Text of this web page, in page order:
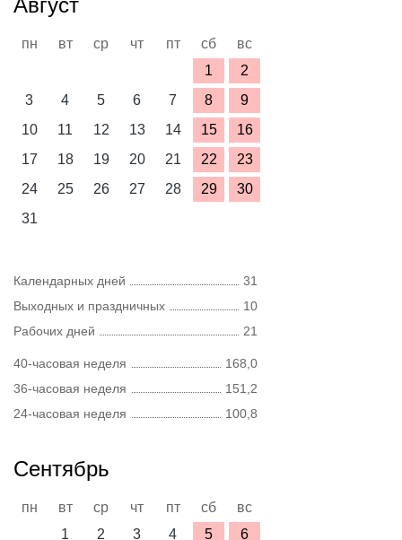
Август
пн вт ср чт пт сб
вс
1
2
3
4 5 6 7 8
9
10
11 12 13 14 15
16
17
18 19 20 21 22
23
24
25 26 27 28 29
30
31
Календарных дней
31
Выходных и праздничных
10
Рабочих дней
21
40-часовая неделя
168,0
36-часовая неделя
151,2
24-часовая неделя
100,8
Сентябрь
пн вт ср чт пт сб
вс
1
2 3 4 5
6